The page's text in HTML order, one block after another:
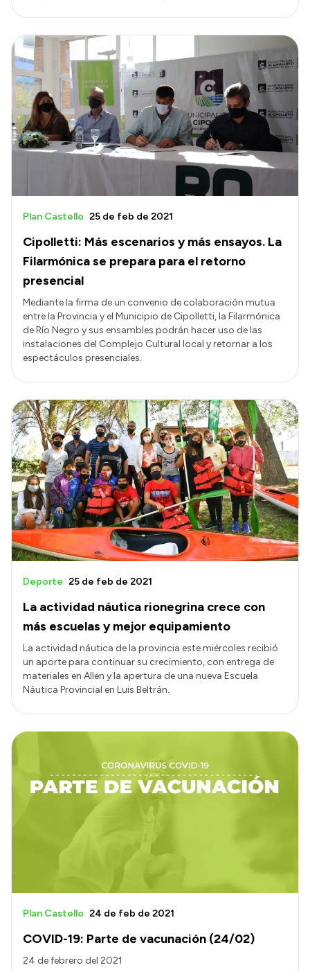
Cipolletti: Más escenarios y más ensayos. La
Filarmónica se prepara para el retorno
presencial
Plan Castello 25 de feb de 2021
Mediante la firma de un convenio de colaboración mutua
entre la Provincia y el Municipio de Cipolletti, la Filarmónica
de Río Negro y sus ensambles podrán hacer uso de las
instalaciones del Complejo Cultural local y retornar a los
espectáculos presenciales.
La actividad náutica rionegrina crece con
más escuelas y mejor equipamiento
Deporte 25 de feb de 2021
La actividad náutica de la provincia este miércoles recibió
un aporte para continuar su crecimiento, con entrega de
materiales en Allen y la apertura de una nueva Escuela
Náutica Provincial en Luis Beltrán.
COVID-19: Parte de vacunación (24/02)
Plan Castello 24 de feb de 2021
24 de febrero del 2021